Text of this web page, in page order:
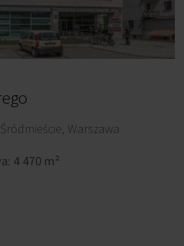
Warszawa
4 470 m²